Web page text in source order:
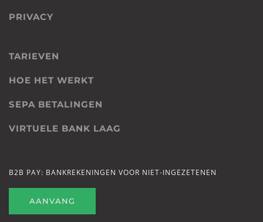
PRIVACY
TARIEVEN
HOE HET WERKT
SEPA BETALINGEN
VIRTUELE BANK LAAG
B2B PAY: BANKREKENINGEN VOOR NIET-INGEZETENEN
AANVANG